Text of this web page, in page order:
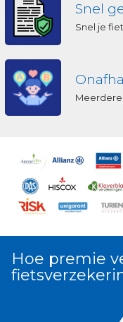
Snel
Snel je
Hoe premie